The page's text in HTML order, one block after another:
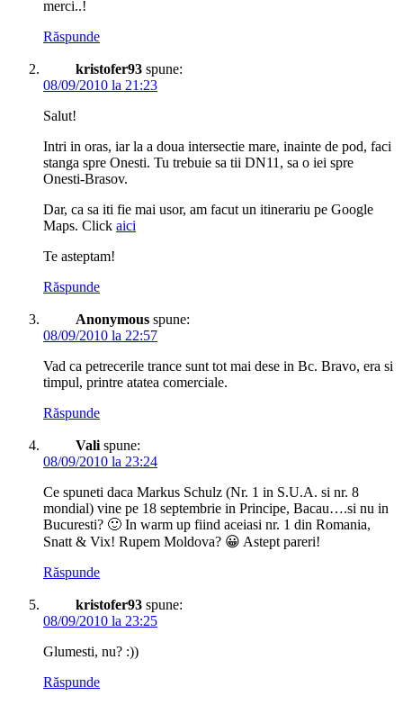
merci..!
Răspunde
kristofer93 spune:
08/09/2010 la 21:23
Salut!
Intri in oras, iar la a doua intersectie mare, inainte de pod, faci
stanga spre Onesti. Tu trebuie sa tii DN11, sa o iei spre
Onesti-Brasov.
Dar, ca sa iti fie mai usor, am facut un itinerariu pe Google
Maps. Click aici
Te asteptam!
Răspunde
Anonymous spune:
08/09/2010 la 22:57
Vad ca petrecerile trance sunt tot mai dese in Bc. Bravo, era si
timpul, printre atatea comerciale.
Răspunde
Vali spune:
08/09/2010 la 23:24
Ce spuneti daca Markus Schulz (Nr. 1 in S.U.A. si nr. 8
mondial) vine pe 18 septembrie in Principe, Bacau….si nu in
Bucuresti? 🙂 In warm up fiind aceiasi nr. 1 din Romania,
Snatt & Vix! Rupem Moldova? 😀 Astept pareri!
Răspunde
kristofer93 spune:
08/09/2010 la 23:25
Glumesti, nu? :))
Răspunde